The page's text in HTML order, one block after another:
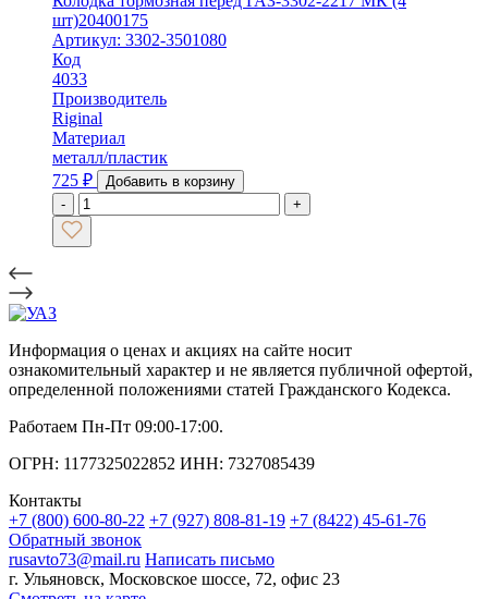
шт)20400175
Артикул: 3302-3501080
Код
4033
Производитель
Riginal
Материал
металл/пластик
725 ₽
Добавить в корзину
-
+
Информация о ценах и акциях на сайте носит
ознакомительный характер и не является публичной офертой,
определенной положениями статей Гражданского Кодекса.
Работаем Пн-Пт 09:00-17:00.
ОГРН: 1177325022852 ИНН: 7327085439
Контакты
+7 (800) 600-80-22 +7 (927) 808-81-19 +7 (8422) 45-61-76
Обратный звонок
rusavto73@mail.ru Написать письмо
г. Ульяновск, Московское шоссе, 72, офис 23